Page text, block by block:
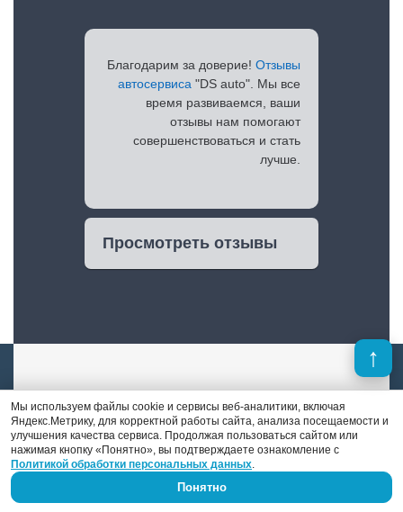
Благодарим за доверие! Отзывы
автосервиса "DS auto". Мы все
время развиваемся, ваши
отзывы нам помогают
совершенствоваться и стать
лучше.
Просмотреть отзывы
Денис Поршнев
В отличие от многих конкурентов, в штате
«DS auto» есть опытный автоэлектрик-
Мы используем файлы cookie и сервисы веб-аналитики, включая
Яндекс.Метрику, для корректной работы сайта, анализа посещаемости и
улучшения качества сервиса. Продолжая пользоваться сайтом или
нажимая кнопку «Понятно», вы подтверждаете ознакомление с
Политикой обработки персональных данных.
Понятно